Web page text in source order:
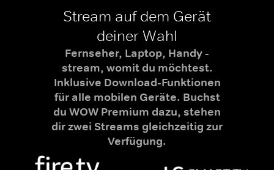
Stream auf dem Gerät
deiner Wahl
Fernseher, Laptop, Handy -
stream, womit du möchtest.
Inklusive Download-Funktionen
für alle mobilen Geräte. Buchst
du WOW Premium dazu, stehen
dir zwei Streams gleichzeitig zur
Verfügung.